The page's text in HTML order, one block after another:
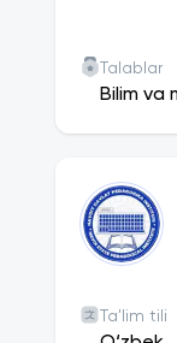
Talablar
Bilim va
Ta'lim tili